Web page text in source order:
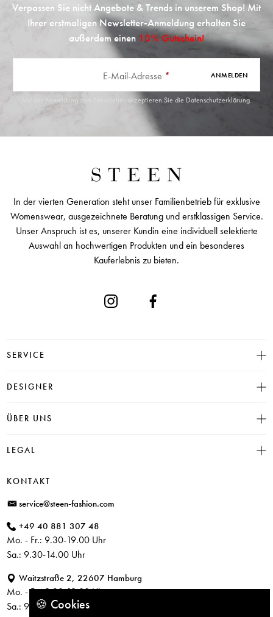
Verpassen Sie nicht Angebote & Trends in unserem Shop! Mit
Ihrer erstmaligen Newsletter-Anmeldung erhalten Sie
außerdem einen 10% Gutschein!
E-Mail-Adresse * ANMELDEN
Mit der Anmeldung zum Newsletter akzeptieren Sie die Datenschutzerklärung.
In der vierten Generation steht unser Familienbetrieb für exklusive
Womenswear, ausgezeichnete Beratung und erstklassigen Service.
Unser Anspruch ist es, unserer Kundin eine individuell selektierte
Auswahl an hochwertigen Produkten und ein besonderes
Kauferlebnis zu bieten.
SERVICE
Größentabelle
Häufige Fragen
Rücksendung
DESIGNER
INSIEME
JUVIA
CANDICE COOPER
+ Mehr Designer
ÜBER UNS
Historie
LEGAL
Impressum
KONTAKT
service@steen-fashion.com
+49 40 881 307 48
Mo. - Fr.: 9.30-19.00 Uhr
Sa.: 9.30-14.00 Uhr
Waitzstraße 2, 22607 Hamburg
Mo. - Fr.: 9.30-19.00 Uhr
Sa.: 9.30-14.00 Uhr
🍪 Cookies